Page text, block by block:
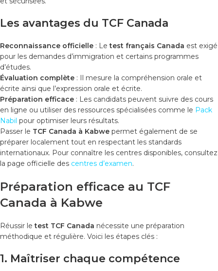
Les avantages du TCF Canada
Reconnaissance officielle : Letest français Canada est exigé
pour les demandes d’immigration et certains programmes
d’études.
Évaluation complète : Il mesure la compréhension orale et
écrite ainsi que l’expression orale et écrite.
Préparation efficace : Les candidats peuvent suivre des cours
en ligne ou utiliser des ressources spécialisées comme le Pack
Nabil pour optimiser leurs résultats.
Passer le TCF Canada à Kabwe permet également de se
préparer localement tout en respectant les standards
internationaux. Pour connaître les centres disponibles, consultez
la page officielle des centres d’examen.
Préparation efficace au TCF
Canada à Kabwe
Réussir letest TCF Canada nécessite une préparation
méthodique et régulière. Voici les étapes clés :
1. Maîtriser chaque compétence